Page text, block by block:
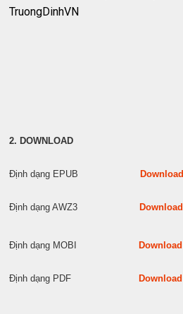
TruongDinhVN
2. DOWNLOAD
Định dạng EPUB Download
Định dạng AWZ3 Download
Định dạng MOBI Download
Định dạng PDF Download